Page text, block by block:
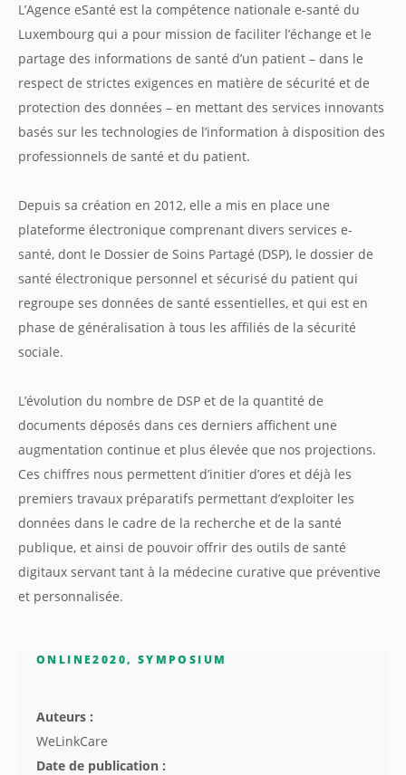
L’Agence eSanté est la compétence nationale e-santé du
Luxembourg qui a pour mission de faciliter l’échange et le
partage des informations de santé d’un patient – dans le
respect de strictes exigences en matière de sécurité et de
protection des données – en mettant des services innovants
basés sur les technologies de l’information à disposition des
professionnels de santé et du patient.
Depuis sa création en 2012, elle a mis en place une
plateforme électronique comprenant divers services e-
santé, dont le Dossier de Soins Partagé (DSP), le dossier de
santé électronique personnel et sécurisé du patient qui
regroupe ses données de santé essentielles, et qui est en
phase de généralisation à tous les affiliés de la sécurité
sociale.
L’évolution du nombre de DSP et de la quantité de
documents déposés dans ces derniers affichent une
augmentation continue et plus élevée que nos projections.
Ces chiffres nous permettent d’initier d’ores et déjà les
premiers travaux préparatifs permettant d’exploiter les
données dans le cadre de la recherche et de la santé
publique, et ainsi de pouvoir offrir des outils de santé
digitaux servant tant à la médecine curative que préventive
et personnalisée.
ONLINE2020, SYMPOSIUM
Auteurs :
WeLinkCare
Date de publication :